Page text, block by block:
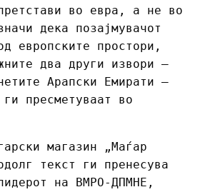
во евра, а не во
дека позајмувачот
европските простори,
два други извори –
Арапски Емирати –
ги пресметуваат во
магазин „Маѓар
текст ги пренесува
на ВМРО-ДПМНЕ,